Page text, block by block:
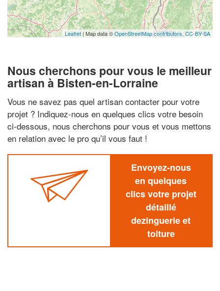
Leaflet | Map data ©OpenStreetMap contributors, CC-BY-SA
Nous cherchons pour vous le meilleur
artisan à Bisten-en-Lorraine
Vous ne savez pas quel artisan contacter pour votre
projet ? Indiquez-nous en quelques clics votre besoin
ci-dessous, nous cherchons pour vous et vous mettons
en relation avec le pro qu’il vous faut !
Envoyez-nous
en quelques
clics votre projet
détaillé
dezinguerie et
toiture